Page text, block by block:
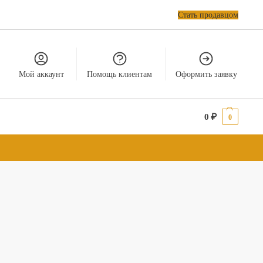
Стать продавцом
Мой аккаунт Помощь клиентам Оформить заявку
0₽ 0